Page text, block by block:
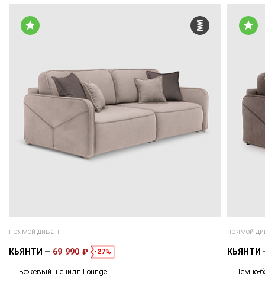
прямой диван
КЬЯНТИ 69 990 ₽ -27%
Бежевый шенилл Lounge
прямой
КЬЯНТИ
Темно-